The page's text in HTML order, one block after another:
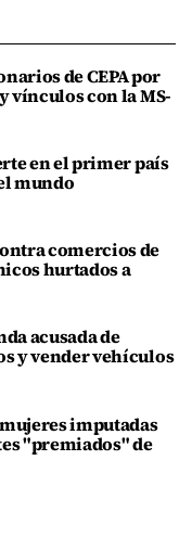
de CEPA por
vínculos con la MS-
en el primer país
mundo
comercios de
hurtados a
acusada de
y vender vehículos
imputadas
"premiados" de